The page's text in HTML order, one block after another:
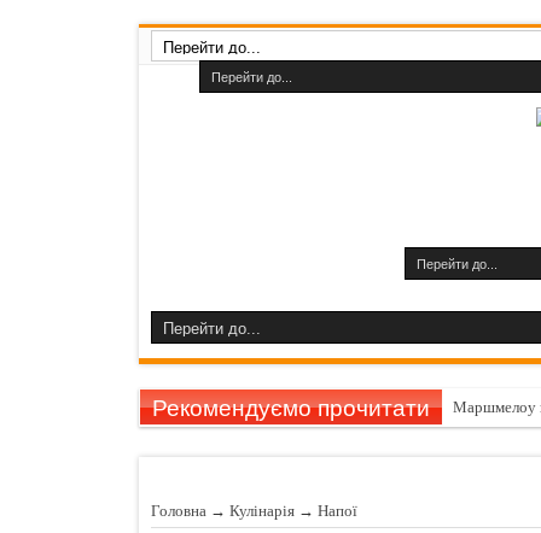
Рекомендуємо прочитати Маршмелоу
Шампуні
Головна → Кулінарія → Напої